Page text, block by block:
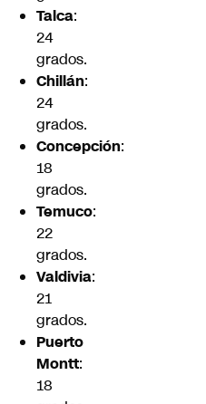
Talca:
24
grados.
Chillán:
24
grados.
Concepción:
18
grados.
Temuco:
22
grados.
Valdivia:
21
grados.
Puerto
Montt:
18